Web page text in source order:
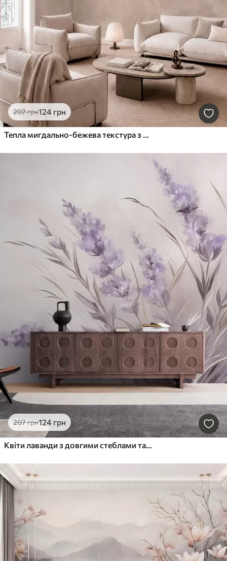
207грн124 грн
Тепла мигдально-бежева текстура з м'якими природними переходами відтінків
207грн124 грн
Квіти лаванди з довгими стеблами та листям, м'яка пастельна текстурована ілюстрація